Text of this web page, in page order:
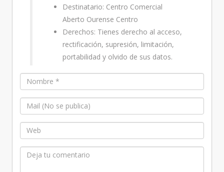
Destinatario: Centro Comercial
Aberto Ourense Centro
Derechos: Tienes derecho al acceso,
rectificación, supresión, limitación,
portabilidad y olvido de sus datos.